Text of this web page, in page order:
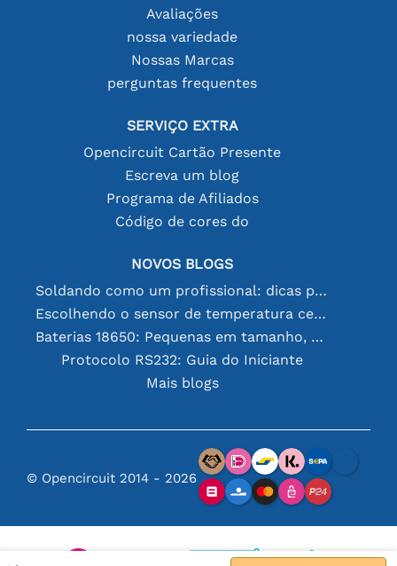
Avaliações
nossa variedade
Nossas Marcas
perguntas frequentes
SERVIÇO EXTRA
Opencircuit Cartão Presente
Escreva um blog
Programa de Afiliados
Código de cores do
NOVOS BLOGS
Soldando como um profissional: dicas para conexões eletrônicas perfeitas
Escolhendo o sensor de temperatura certo [youtube]
Baterias 18650: Pequenas em tamanho, grandes em desempenho
Protocolo RS232: Guia do Iniciante
Mais blogs
© Opencircuit 2014 - 2026